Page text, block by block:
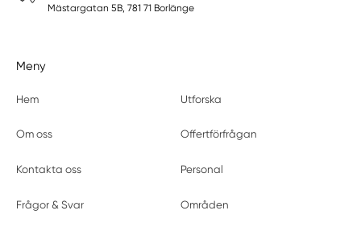
Mästargatan 5B, 781 71 Borlänge
Meny
Hem Utforska
Om oss Offertförfrågan
Kontakta oss Personal
Frågor & Svar Områden